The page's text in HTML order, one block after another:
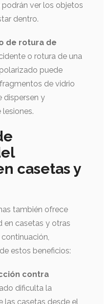
ver los objetos
dentro.
de rotura de
o rotura de una
puede
de vidrio
dispersen y
casetas y
también ofrece
en casetas y otras
estos beneficios:
contra
dificulta la
las casetas desde el